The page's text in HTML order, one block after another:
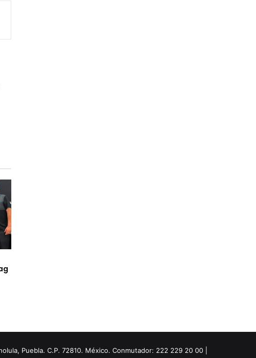
Puebla. C.P. 72810. México. Conmutador: 222 229 20 00 |